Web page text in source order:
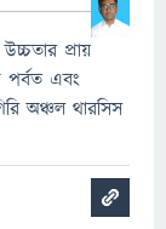
প্রায়
পর্বত এবং
অঞ্চল থারসিস